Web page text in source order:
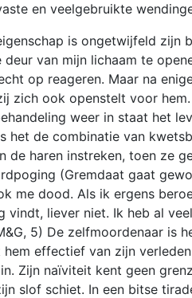
en veelgebruikte
is ongetwijfeld
van mijn lichaam te
op reageren. Maar na
zich ook openstelt voor
weer in staat het
het de combinatie van
de haren instreken, toen ze
(Gremdaat gaat
me dood. Als ik ergens
liever niet. Ik heb al
5) De zelfmoordenaar
effectief van zijn
Zijn naïviteit kent geen
slof schiet. In een bitse